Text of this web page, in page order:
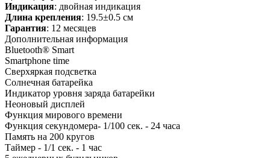
Индикация: двойная индикация
Длина крепления: 19.5±0.5 см
Гарантия: 12 месяцев
Дополнительная информация
Bluetooth® Smart
Smartphone time
Сверхяркая подсветка
Солнечная батарейка
Индикатор уровня заряда батарейки
Неоновый дисплей
Функция мирового времени
Функция секундомера- 1/100 сек. - 24 часа
Память на 200 кругов
Таймер - 1/1 сек. - 1 час